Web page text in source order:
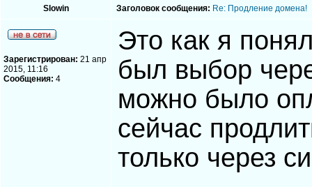
Slowin Заголовок сообщения: Re: Продление домена!
Зарегистрирован: 21 апр
2015, 11:16
Сообщения: 4
Это как я
был выбор
можно было
сейчас
только через